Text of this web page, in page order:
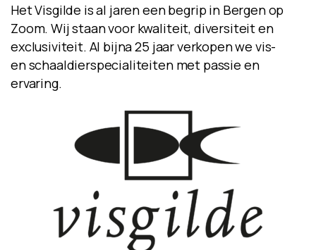
Het Visgilde is al jaren een begrip in Bergen op
Zoom. Wij staan voor kwaliteit, diversiteit en
exclusiviteit. Al bijna 25 jaar verkopen we vis-
en schaaldierspecialiteiten met passie en
ervaring.